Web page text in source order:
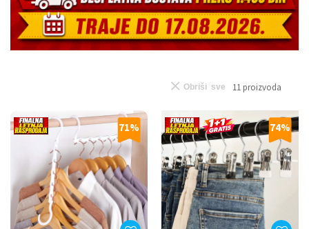
11 proizvoda
Obriši sve
71% 74%